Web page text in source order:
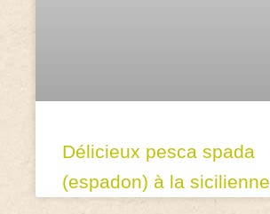
Délicieux pesca spada
(espadon) à la sicilienne